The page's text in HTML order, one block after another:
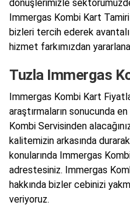
dönüşlerimizle
Immergas Kombi Kart
bizleri tercih ederek
hizmet farkımızdan
Tuzla Immergas
Immergas Kombi Kart
araştırmaların sonucunda
Kombi Servisinden
kalitemizin arkasında
konularında Immergas
adrestesiniz. Immergas
hakkında bizler cebinizi
veriyoruz.